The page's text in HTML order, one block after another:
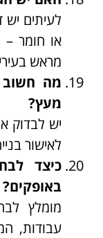
לעיתים יש
או חומר –
מראש
מה חשוב
מעץ?
יש לבדוק
לאישור
כיצד
באופקים?
מומלץ
עבודות,